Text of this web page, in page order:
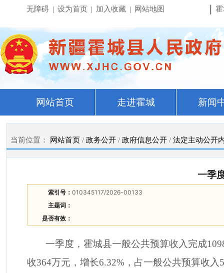
无障碍 | 设为首页 | 加入收藏 | 网站地图
网站首页 走进霍城 新闻
当前位置： 网站首页 / 政务公开 / 政府信息公开 / 法定主动公开
一季
索引号： 010345117/2026-00133
主题词：
是否有效：
一季度，霍城县一般公共预算收入完成
收364万元，增长6.32%，占一般公共预算收